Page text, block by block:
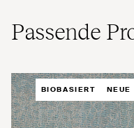
Passende
BIOBASIERT NEUE